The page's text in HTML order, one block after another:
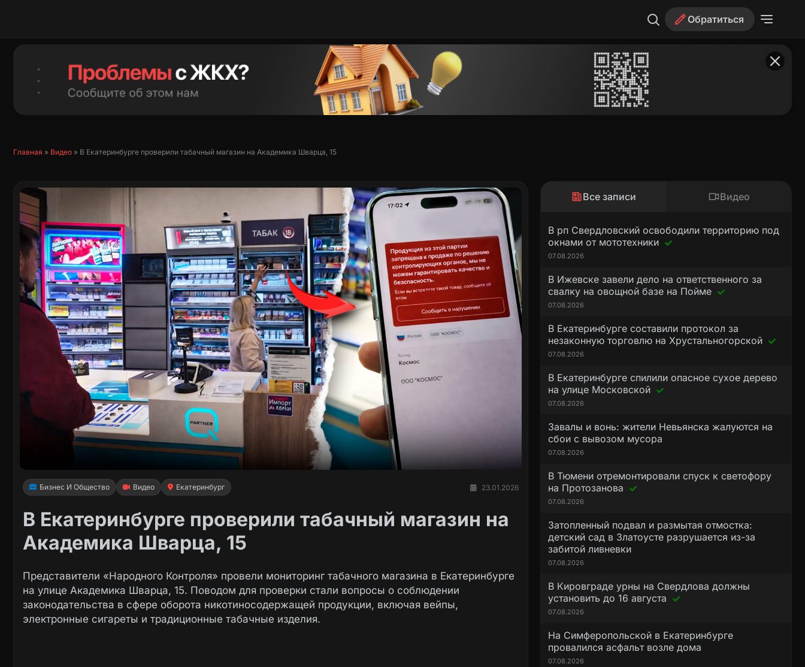
Обратиться
Главная » Видео » В Екатеринбурге проверили табачный магазин на Академика Шварца, 15
Бизнес И Общество Видео Екатеринбург 23.01.2026
В Екатеринбурге проверили табачный магазин на
Академика Шварца, 15
Представители «Народного Контроля» провели мониторинг табачного магазина в Екатеринбурге
на улице Академика Шварца, 15. Поводом для проверки стали вопросы о соблюдении
законодательства в сфере оборота никотиносодержащей продукции, включая вейпы,
электронные сигареты и традиционные табачные изделия.
Все записи Видео
В рп Свердловский освободили территорию под
окнами от мототехники
07.08.2026
В Ижевске завели дело на ответственного за
свалку на овощной базе на Пойме
07.08.2026
В Екатеринбурге составили протокол за
незаконную торговлю на Хрустальногорской
07.08.2026
В Екатеринбурге спилили опасное сухое дерево
на улице Московской
07.08.2026
Завалы и вонь: жители Невьянска жалуются на
сбои с вывозом мусора
07.08.2026
В Тюмени отремонтировали спуск к светофору
на Протозанова
07.08.2026
Затопленный подвал и размытая отмостка:
детский сад в Златоусте разрушается из-за
забитой ливневки
07.08.2026
В Кировграде урны на Свердлова должны
установить до 16 августа
07.08.2026
На Симферопольской в Екатеринбурге
провалился асфальт возле дома
07.08.2026